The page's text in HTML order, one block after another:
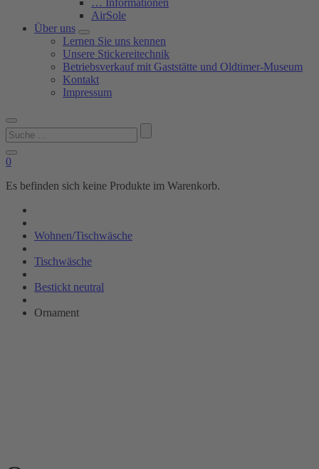
… Informationen
AirSole
Über uns
Lernen Sie uns kennen
Unsere Stickereitechnik
Betriebsverkauf mit Gaststätte und Oldtimer-Museum
Kontakt
Impressum
Suchen
nach:
0
Es befinden sich keine Produkte im Warenkorb.
Wohnen/Tischwäsche
Tischwäsche
Bestickt neutral
Ornament